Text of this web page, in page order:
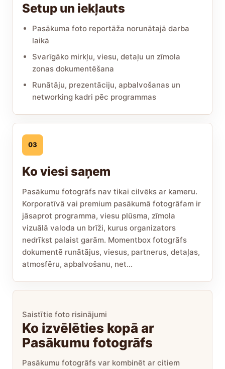
Setup un iekļauts
Pasākuma foto reportāža norunātajā darba
laikā
Svarīgāko mirkļu, viesu, detaļu un zīmola
zonas dokumentēšana
Runātāju, prezentāciju, apbalvošanas un
networking kadri pēc programmas
03
Ko viesi saņem
Pasākumu fotogrāfs nav tikai cilvēks ar kameru.
Korporatīvā vai premium pasākumā fotogrāfam ir
jāsaprot programma, viesu plūsma, zīmola
vizuālā valoda un brīži, kurus organizators
nedrīkst palaist garām. Momentbox fotogrāfs
dokumentē runātājus, viesus, partnerus, detaļas,
atmosfēru, apbalvošanu, net...
Saistītie foto risinājumi
Ko izvēlēties kopā ar
Pasākumu fotogrāfs
Pasākumu fotogrāfs var kombinēt ar citiem